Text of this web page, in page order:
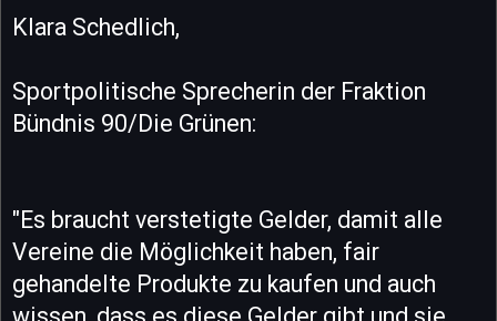
Klara Schedlich,
Sportpolitische Sprecherin der Fraktion
Bündnis 90/Die Grünen:
"Es braucht verstetigte Gelder, damit alle
Vereine die Möglichkeit haben, fair
gehandelte Produkte zu kaufen und auch